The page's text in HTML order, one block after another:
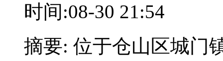
时间:08-30 21:54
摘要: 位于仓山区城门